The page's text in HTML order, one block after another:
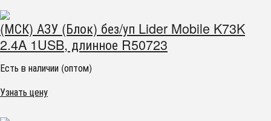
(МСК) АЗУ (Блок) без/уп Lider Mobile K73K
2.4A 1USB, длинное R50723
Есть в наличии (оптом)
Узнать цену